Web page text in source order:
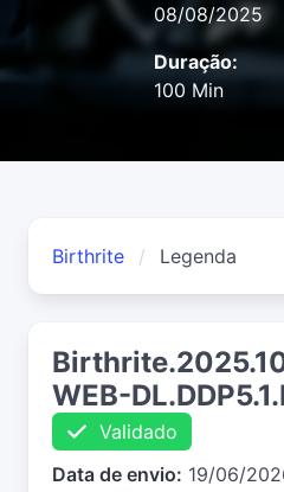
08/08/2025
Duração:
100 Min
Birthrite Legenda
WEB-
Validado
Data de envio: 19/06/